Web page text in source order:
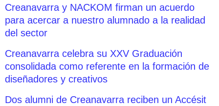
Creanavarra y NACKOM firman un acuerdo
para acercar a nuestro alumnado a la realidad
del sector
Creanavarra celebra su XXV Graduación
consolidada como referente en la formación de
diseñadores y creativos
Dos alumni de Creanavarra reciben un Accésit